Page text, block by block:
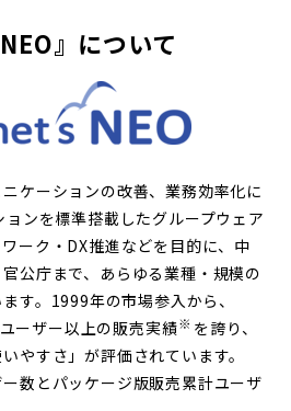
』について
ケーションの改善、業務効率化に
ンを標準搭載したグループウェア
ーク・DX推進などを目的に、中
公庁まで、あらゆる業種・規模の
す。1999年の市場参入から、
ーザー以上の販売実績※ を誇り、
やすさ」が評価されています。
数とパッケージ版販売累計ユーザ